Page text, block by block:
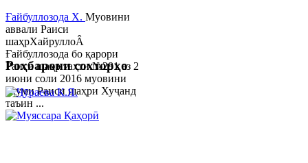
Ғайбуллозода Х. Муовини
аввали Раиси
шаҳрХайруллоÂ
Ғайбуллозода бо қарори
Раиси шаҳр таҳти №281 аз 2
июни соли 2016 муовини
якуми Раиси шаҳри Хуҷанд
таъин ...
Роҳбарони сохторҳо